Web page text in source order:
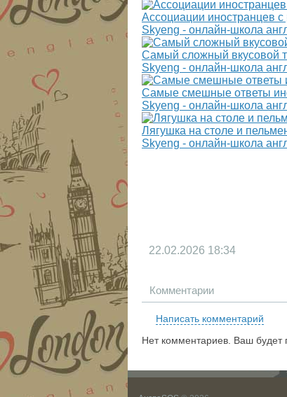
Ассоциации иностранцев
Skyeng - онлайн-школа
Самый сложный вкусовой
Skyeng - онлайн-школа
Самые смешные ответы
Skyeng - онлайн-школа
Лягушка на столе и
Skyeng - онлайн-школа
22.02.2026 18:34
Комментарии
Написать комментарий
Нет комментариев. Ваш будет